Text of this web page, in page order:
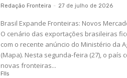
Redação Fronteira - 27 de julho de 2026
Brasil Expande Fronteiras: Novos
O cenário das exportações brasileiras
com o recente anúncio do Ministério da
(Mapa). Nesta segunda-feira (27), o país
novas fronteiras...
FIIs